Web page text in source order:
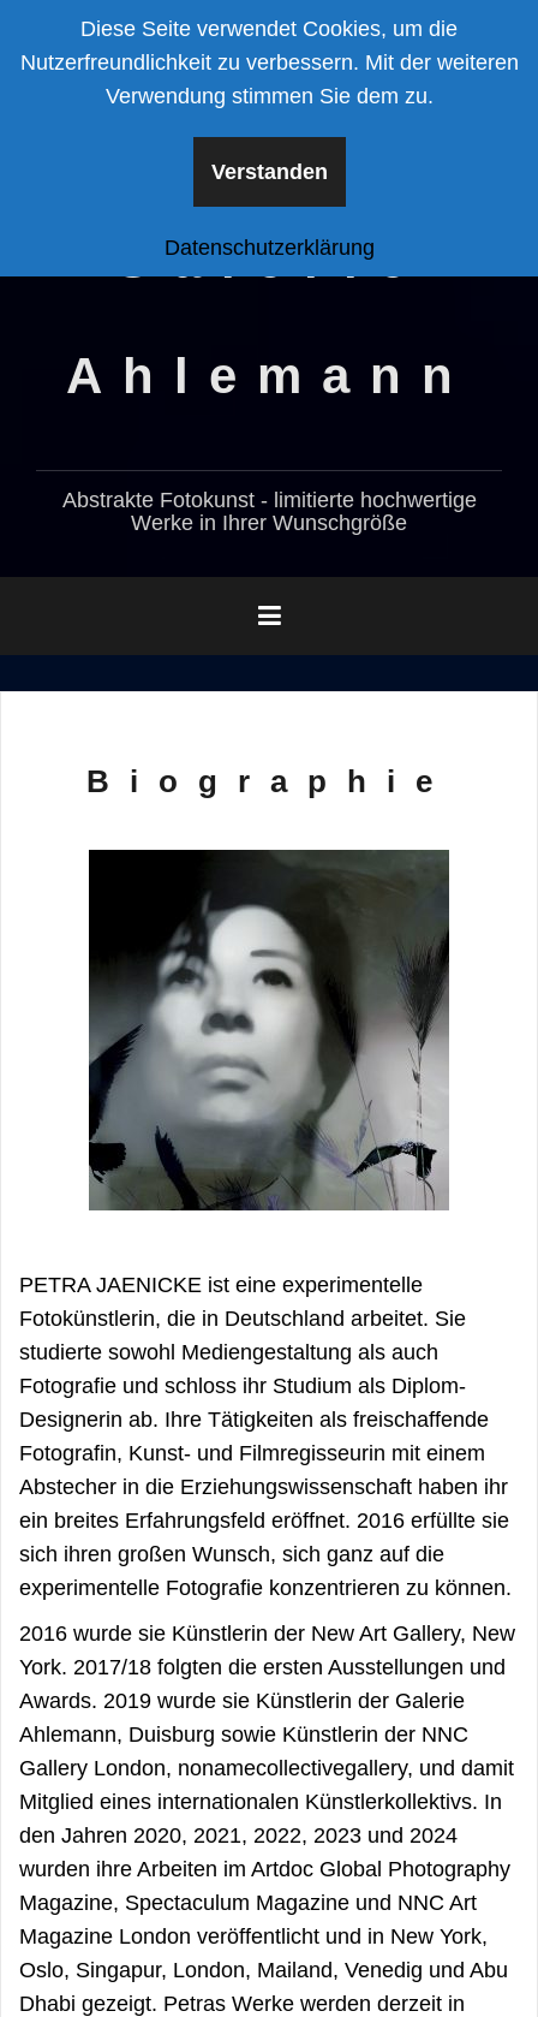
Inhalt
Galerie
Ahlemann
Abstrakte Fotokunst - limitierte hochwertige
Werke in Ihrer Wunschgröße
Biographie
PETRA JAENICKE ist eine experimentelle
Fotokünstlerin, die in Deutschland arbeitet. Sie
studierte sowohl Mediengestaltung als auch
Fotografie und schloss ihr Studium als Diplom-
Designerin ab. Ihre Tätigkeiten als freischaffende
Fotografin, Kunst- und Filmregisseurin mit einem
Abstecher in die Erziehungswissenschaft haben ihr
ein breites Erfahrungsfeld eröffnet. 2016 erfüllte sie
sich ihren großen Wunsch, sich ganz auf die
experimentelle Fotografie konzentrieren zu können.
2016 wurde sie Künstlerin der New Art Gallery, New
York. 2017/18 folgten die ersten Ausstellungen und
Awards. 2019 wurde sie Künstlerin der Galerie
Ahlemann, Duisburg sowie Künstlerin der NNC
Gallery London, nonamecollectivegallery, und damit
Mitglied eines internationalen Künstlerkollektivs. In
den Jahren 2020, 2021, 2022, 2023 und 2024
wurden ihre Arbeiten im Artdoc Global Photography
Magazine, Spectaculum Magazine und NNC Art
Magazine London veröffentlicht und in New York,
Oslo, Singapur, London, Mailand, Venedig und Abu
Dhabi gezeigt. Petras Werke werden derzeit in
Diese Seite verwendet Cookies, um die
Nutzerfreundlichkeit zu verbessern. Mit der weiteren
Verwendung stimmen Sie dem zu.
Verstanden
Datenschutzerklärung